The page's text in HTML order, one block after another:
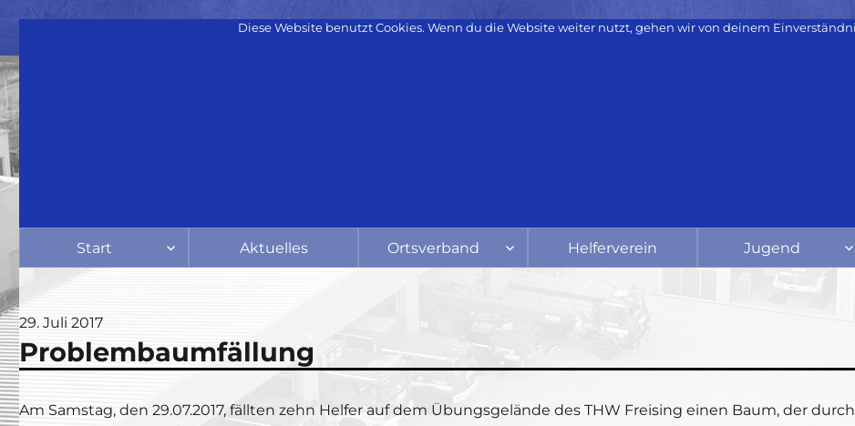
Start Aktuelles Ortsverband Helferverein Jugend
Veröffentlicht
am
29. Juli 2017
Problembaumfällung
Am Samstag, den 29.07.2017, fällten zehn Helfer auf dem Übungsgelände des THW Freising einen Baum, der
Diese Website benutzt Cookies. Wenn du die Website weiter nutzt, gehen wir von deinem